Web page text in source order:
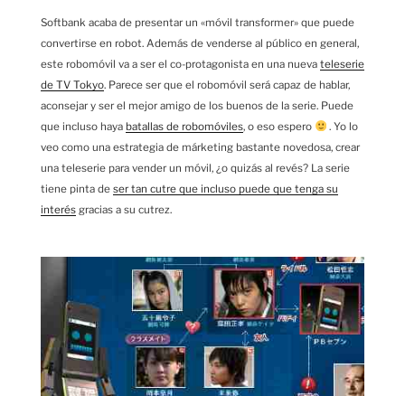
Softbank acaba de presentar un «móvil transformer» que puede
convertirse en robot. Además de venderse al público en general,
este robomóvil va a ser el co-protagonista en una nueva teleserie
de TV Tokyo. Parece ser que el robomóvil será capaz de hablar,
aconsejar y ser el mejor amigo de los buenos de la serie. Puede
que incluso haya batallas de robomóviles, o eso espero
. Yo lo
veo como una estrategia de márketing bastante novedosa, crear
una teleserie para vender un móvil, ¿o quizás al revés? La serie
tiene pinta de ser tan cutre que incluso puede que tenga su
interés gracias a su cutrez.